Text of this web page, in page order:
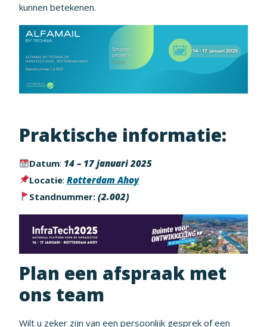
kunnen betekenen.
Praktische informatie:
Datum: 14 – 17 januari 2025
Locatie:Rotterdam Ahoy
Standnummer:(2.002)
Plan een afspraak met
ons team
Wilt u zeker zijn van een persoonlijk gesprek of een